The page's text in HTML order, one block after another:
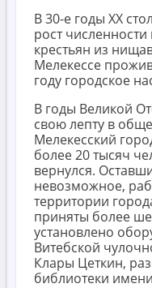
В 30-е годы XX
рост
крестьян из
Мелекессе
году городское
В годы Великой
свою лепту в
Мелекесский
более 20 тысяч
вернулся.
невозможное,
территории
приняты более
установлено
Витебской
Клары Цеткин,
библиотеки